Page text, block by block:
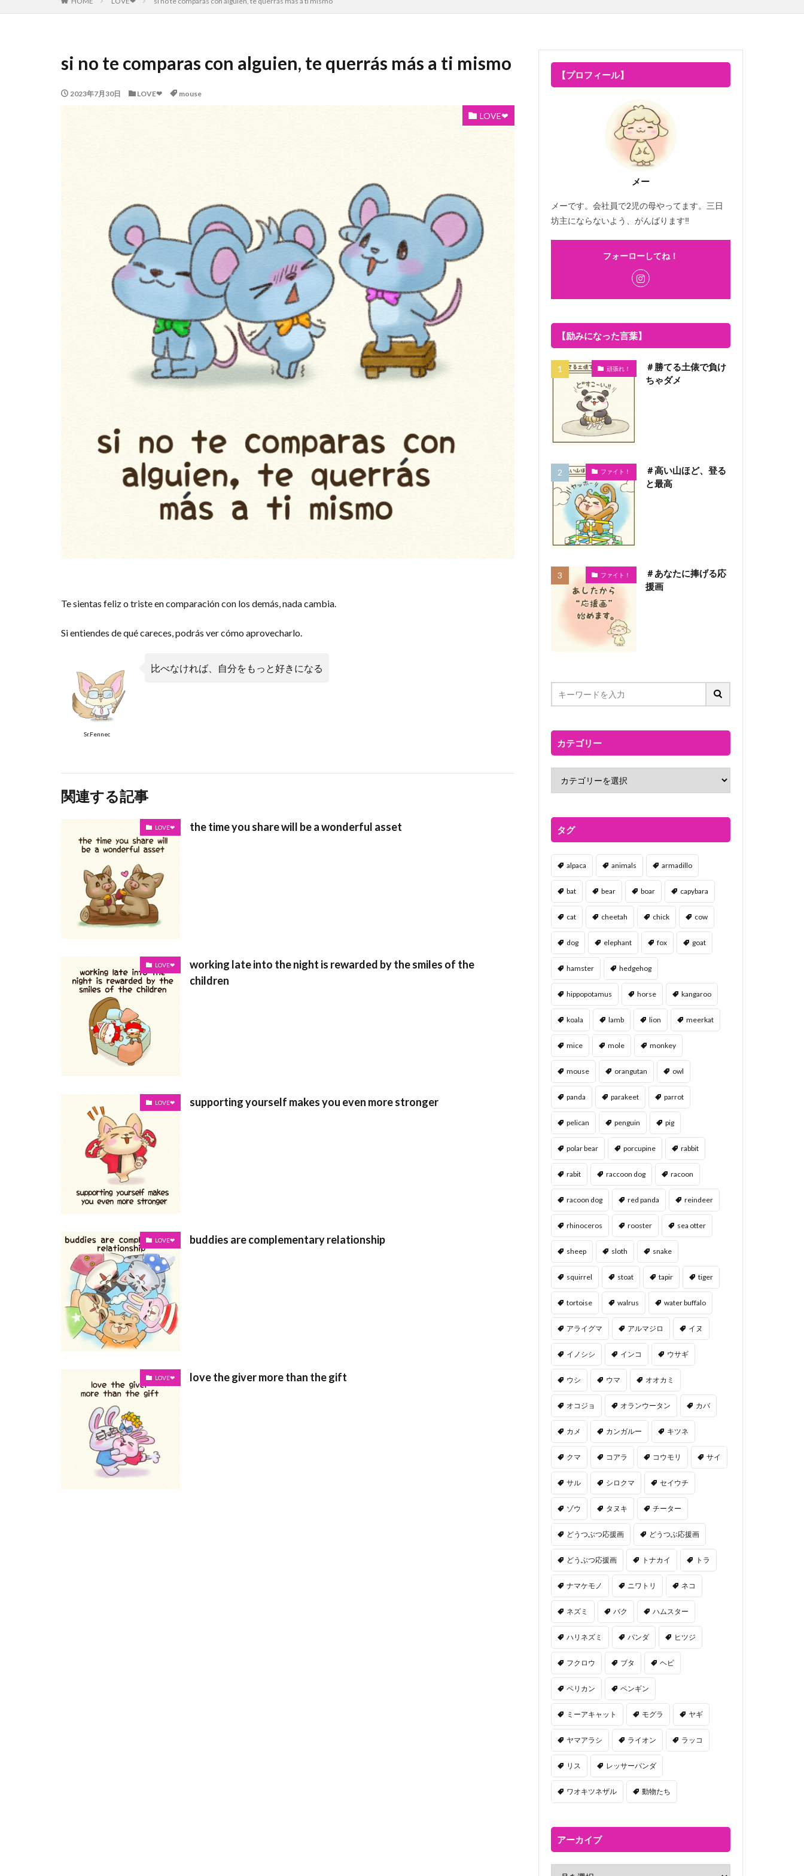
si no te comparas con alguien, te querrás más a ti mismo
2023年7月30日 LOVE❤ mouse
LOVE❤
Te sientas feliz o triste en comparación con los demás, nada cambia.
Si entiendes de qué careces, podrás ver cómo aprovecharlo.
Sr.Fennec
比べなければ、自分をもっと好きになる
関連する記事
LOVE❤ the time you share will be a wonderful asset
LOVE❤
working late into the night is rewarded by the smiles of the
children
LOVE❤ supporting yourself makes you even more stronger
LOVE❤ buddies are complementary relationship
LOVE❤ love the giver more than the gift
【プロフィール】
メー
メーです。会社員で2児の母やってます。三日
坊主にならないよう、がんばります‼
フォーローしてね！
【励みになった言葉】
頑張れ！
＃勝てる土俵で負け
ちゃダメ
ファイト！
＃高い山ほど、登る
と最高
ファイト！
＃あなたに捧げる応
援画
カテゴリー
タグ
alpaca animals armadillo
bat bear boar capybara
cat cheetah chick cow
dog elephant fox goat
hamster hedgehog
hippopotamus horse kangaroo
koala lamb lion meerkat
mice mole monkey
mouse orangutan owl
panda parakeet parrot
pelican penguin pig
polar bear porcupine rabbit
rabit raccoon dog racoon
racoon dog red panda reindeer
rhinoceros rooster sea otter
sheep sloth snake
squirrel stoat tapir tiger
tortoise walrus water buffalo
アライグマ アルマジロ イヌ
イノシシ インコ ウサギ
ウシ ウマ オオカミ
オコジョ オランウータン カバ
カメ カンガルー キツネ
クマ コアラ コウモリ サイ
サル シロクマ セイウチ
ゾウ タヌキ チーター
どうつぶつ応援画 どうつぶ応援画
どうぶつ応援画 トナカイ トラ
ナマケモノ ニワトリ ネコ
ネズミ バク ハムスター
ハリネズミ パンダ ヒツジ
フクロウ ブタ ヘビ
ペリカン ペンギン
ミーアキャット モグラ ヤギ
ヤマアラシ ライオン ラッコ
リス レッサーパンダ
ワオキツネザル 動物たち
アーカイブ